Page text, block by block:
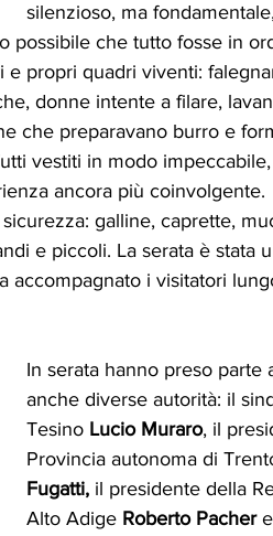
silenzioso, ma
possibile che tutto fosse in
e propri quadri viventi:
donne intente a filare,
che preparavano burro e
vestiti in modo
ancora più coinvolgente.
galline, caprette,
e piccoli. La serata è stata
accompagnato i visitatori
In serata hanno preso
anche diverse autorità: il
Tesino Lucio Muraro, il
Provincia autonoma di
Fugatti, il presidente della
Alto Adige Roberto Pacher